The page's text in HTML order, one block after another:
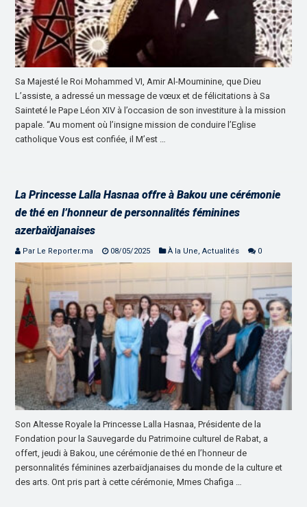
Sa Majesté le Roi Mohammed VI, Amir Al-Mouminine, que Dieu
L’assiste, a adressé un message de vœux et de félicitations à Sa
Sainteté le Pape Léon XIV à l’occasion de son investiture à la mission
papale. “Au moment où l’insigne mission de conduire l’Eglise
catholique Vous est confiée, il M’est …
La Princesse Lalla Hasnaa offre à Bakou une cérémonie
de thé en l’honneur de personnalités féminines
azerbaïdjanaises
Par Le Reporter.ma 08/05/2025 À la Une,Actualités 0
Son Altesse Royale la Princesse Lalla Hasnaa, Présidente de la
Fondation pour la Sauvegarde du Patrimoine culturel de Rabat, a
offert, jeudi à Bakou, une cérémonie de thé en l’honneur de
personnalités féminines azerbaïdjanaises du monde de la culture et
des arts. Ont pris part à cette cérémonie, Mmes Chafiga …